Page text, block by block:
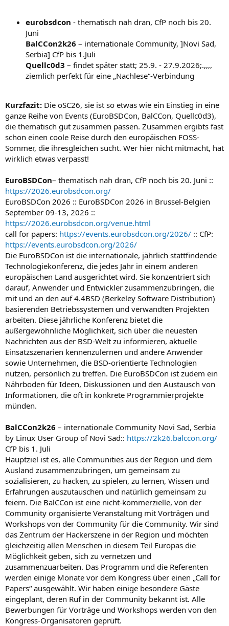
eurobsdcon - thematisch nah dran, CfP noch bis 20.
Juni
BalCCon2k26 – internationale Community, ]Novi Sad,
Serbia] CfP bis 1.Juli
Quellc0d3 – findet später statt; 25.9. - 27.9.2026;.,,,,
ziemlich perfekt für eine „Nachlese“-Verbindung
Kurzfazit: Die oSC26, sie ist so etwas wie ein Einstieg in eine
ganze Reihe von Events (EuroBSDCon, BalCCon, Quellc0d3),
die thematisch gut zusammen passen. Zusammen ergibts fast
schon einen coole Reise durch den europäischen FOSS-
Sommer, die ihresgleichen sucht. Wer hier nicht mitmacht, hat
wirklich etwas verpasst!
EuroBSDCon– thematisch nah dran, CfP noch bis 20. Juni ::
https://2026.eurobsdcon.org/
EuroBSDCon 2026 :: EuroBSDCon 2026 in Brussel-Belgien
September 09-13, 2026 ::
https://2026.eurobsdcon.org/venue.html
call for papers: https://events.eurobsdcon.org/2026/ :: CfP:
https://events.eurobsdcon.org/2026/
Die EuroBSDCon ist die internationale, jährlich stattfindende
Technologiekonferenz, die jedes Jahr in einem anderen
europäischen Land ausgerichtet wird. Sie konzentriert sich
darauf, Anwender und Entwickler zusammenzubringen, die
mit und an den auf 4.4BSD (Berkeley Software Distribution)
basierenden Betriebssystemen und verwandten Projekten
arbeiten. Diese jährliche Konferenz bietet die
außergewöhnliche Möglichkeit, sich über die neuesten
Nachrichten aus der BSD-Welt zu informieren, aktuelle
Einsatzszenarien kennenzulernen und andere Anwender
sowie Unternehmen, die BSD-orientierte Technologien
nutzen, persönlich zu treffen. Die EuroBSDCon ist zudem ein
Nährboden für Ideen, Diskussionen und den Austausch von
Informationen, die oft in konkrete Programmierprojekte
münden.
BalCCon2k26 – internationale Community Novi Sad, Serbia
by Linux User Group of Novi Sad:: https://2k26.balccon.org/
CfP bis 1. Juli
Hauptziel ist es, alle Communities aus der Region und dem
Ausland zusammenzubringen, um gemeinsam zu
sozialisieren, zu hacken, zu spielen, zu lernen, Wissen und
Erfahrungen auszutauschen und natürlich gemeinsam zu
feiern. Die BalCCon ist eine nicht-kommerzielle, von der
Community organisierte Veranstaltung mit Vorträgen und
Workshops von der Community für die Community. Wir sind
das Zentrum der Hackerszene in der Region und möchten
gleichzeitig allen Menschen in diesem Teil Europas die
Möglichkeit geben, sich zu vernetzen und
zusammenzuarbeiten. Das Programm und die Referenten
werden einige Monate vor dem Kongress über einen „Call for
Papers“ ausgewählt. Wir haben einige besondere Gäste
eingeplant, deren Ruf in der Community bekannt ist. Alle
Bewerbungen für Vorträge und Workshops werden von den
Kongress-Organisatoren geprüft.